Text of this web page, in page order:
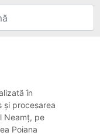
în
și procesarea
Neamț, pe
Poiana